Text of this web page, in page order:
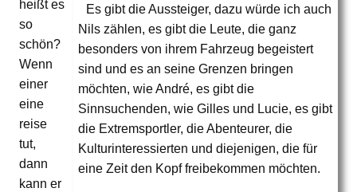
Es gibt die Aussteiger, dazu würde ich auch
Nils zählen, es gibt die Leute, die ganz
besonders von ihrem Fahrzeug begeistert
sind und es an seine Grenzen bringen
möchten, wie André, es gibt die
Sinnsuchenden, wie Gilles und Lucie, es gibt
die Extremsportler, die Abenteurer, die
Kulturinteressierten und diejenigen, die für
eine Zeit den Kopf freibekommen möchten.
heißt es
so
schön?
Wenn
einer
eine
reise
tut,
dann
kann er